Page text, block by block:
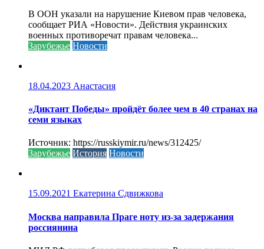
В ООН указали на нарушение Киевом прав человека,
сообщает РИА «Новости». Действия украинских
военных противоречат правам человека...
Зарубежье Новости
18.04.2023 Анастасия
«Диктант Победы» пройдёт более чем в 40 странах на
семи языках
Источник: https://russkiymir.ru/news/312425/
Зарубежье История Новости
15.09.2021 Екатерина Сдвижкова
Москва направила Праге ноту из-за задержания
россиянина